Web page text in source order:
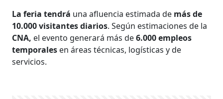
La feria tendrá una afluencia estimada de más de
10.000 visitantes diarios. Según estimaciones de la
CNA, el evento generará más de6.000 empleos
temporales en áreas técnicas, logísticas y de
servicios.